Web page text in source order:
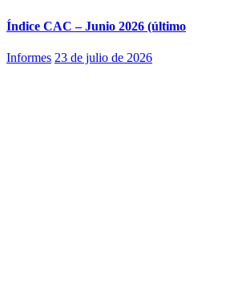
Índice CAC – Junio 2026 (último
Informes 23 de julio de 2026